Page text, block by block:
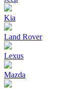
Kia
Land Rover
Lexus
Mazda